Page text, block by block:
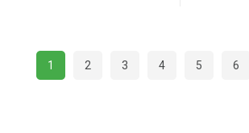
1 2 3 4 5 6